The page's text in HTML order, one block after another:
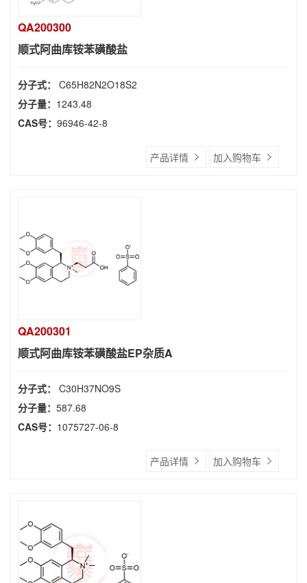
QA200300
顺式阿曲库铵苯磺酸盐
分子式： C65H82N2O18S2
分子量： 1243.48
CAS号： 96946-42-8
产品详情 加入购物车
QA200301
顺式阿曲库铵苯磺酸盐EP杂质A
分子式： C30H37NO9S
分子量： 587.68
CAS号： 1075727-06-8
产品详情 加入购物车